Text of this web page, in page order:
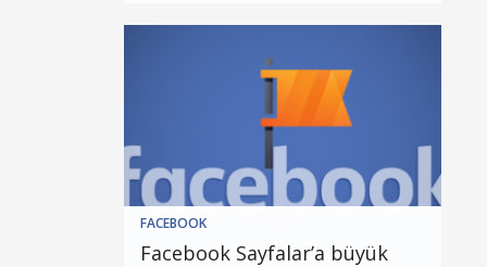
FACEBOOK
Facebook Sayfalar’a büyük